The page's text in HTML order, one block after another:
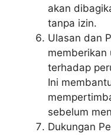
akan
tanpa izin.
Ulasan dan
memberikan
terhadap
Ini
sebelum
Dukungan